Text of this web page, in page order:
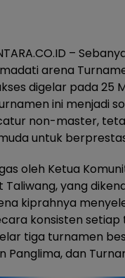
–
arena
digelar pada 25
ini menjadi
non-master,
untuk
oleh Ketua
Taliwang, yang
kiprahnya
konsisten setiap
tiga turnamen
Panglima, dan